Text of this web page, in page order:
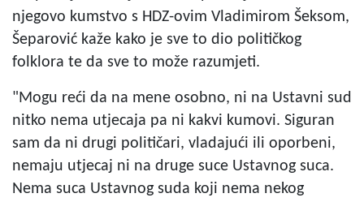
njegovo kumstvo s HDZ-ovim Vladimirom Šeksom,
Šeparović kaže kako je sve to dio političkog
folklora te da sve to može razumjeti.
"Mogu reći da na mene osobno, ni na Ustavni sud
nitko nema utjecaja pa ni kakvi kumovi. Siguran
sam da ni drugi političari, vladajući ili oporbeni,
nemaju utjecaj ni na druge suce Ustavnog suca.
Nema suca Ustavnog suda koji nema nekog